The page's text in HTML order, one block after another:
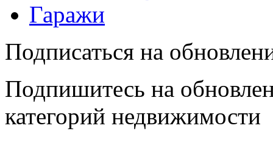
Гаражи
Подписаться на
Подпишитесь на
категорий недвижимости